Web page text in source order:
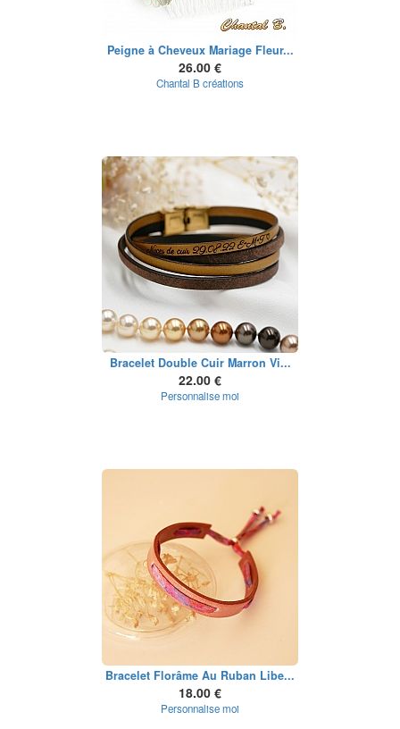
Peigne à Cheveux Mariage Fleur...
26.00 €
Chantal B créations
Bracelet Double Cuir Marron Vi...
22.00 €
Personnalise moi
Bracelet Florâme Au Ruban Libe...
18.00 €
Personnalise moi